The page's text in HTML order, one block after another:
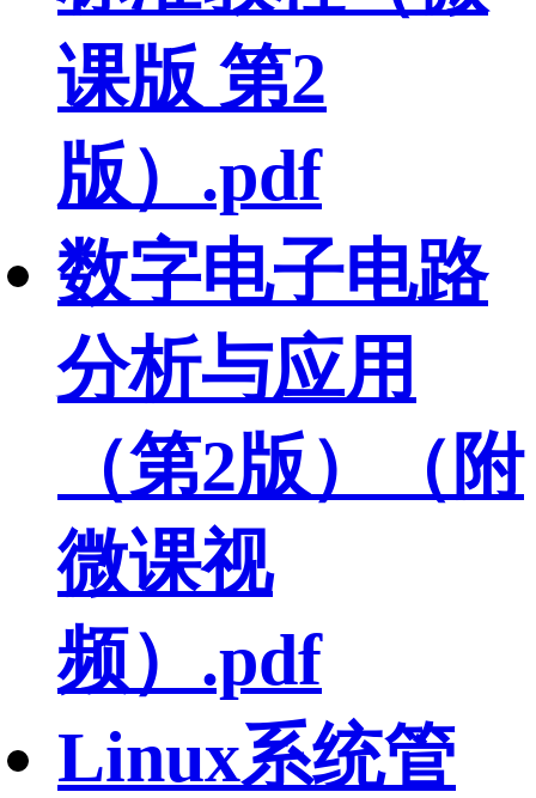
课版 第2
版）.pdf
数字电子电路
分析与应用
（第2版）（附
微课视
频）.pdf
Linux系统管